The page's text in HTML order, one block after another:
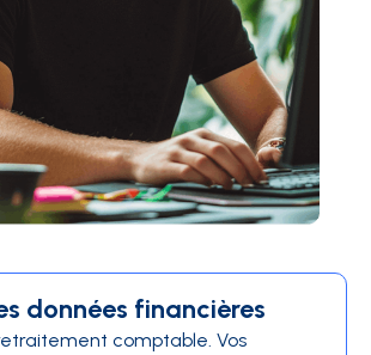
données financières
comptable. Vos